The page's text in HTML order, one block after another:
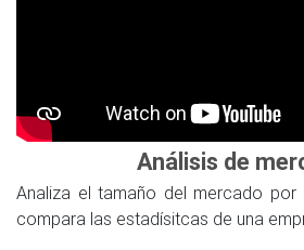
Análisis de
Analiza el tamaño del mercado por
compara las estadísitcas de una